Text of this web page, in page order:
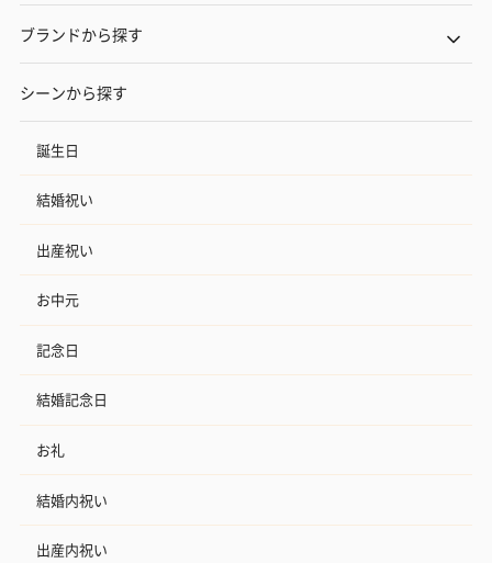
ブランドから探す
シーンから探す
誕生日
結婚祝い
出産祝い
お中元
記念日
結婚記念日
お礼
結婚内祝い
出産内祝い